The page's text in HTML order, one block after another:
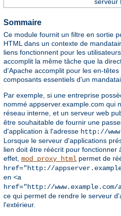
Sommaire
Ce module fournit un filtre en sortie
HTML dans un contexte de
liens fonctionnent pour les
accomplit la même tâche que la
d'Apache accomplit pour les en-
composants essentiels d'un
Par exemple, si une entreprise
nommé appserver.example.com qui
réseau interne, et un serveur web
être souhaitable de fournir une
d'application à l'adresse http://
Lorsque le serveur d'applications
lien doit être réécrit pour fonctionner
effet, mod_proxy_html permet de
href="http://
en <a
href="http://
ce qui permet de rendre le serveur
l'extérieur.